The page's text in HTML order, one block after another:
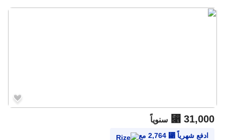
⃁ 31,000 سنوياً
ادفع شهرياً ⃁
2,764 مع